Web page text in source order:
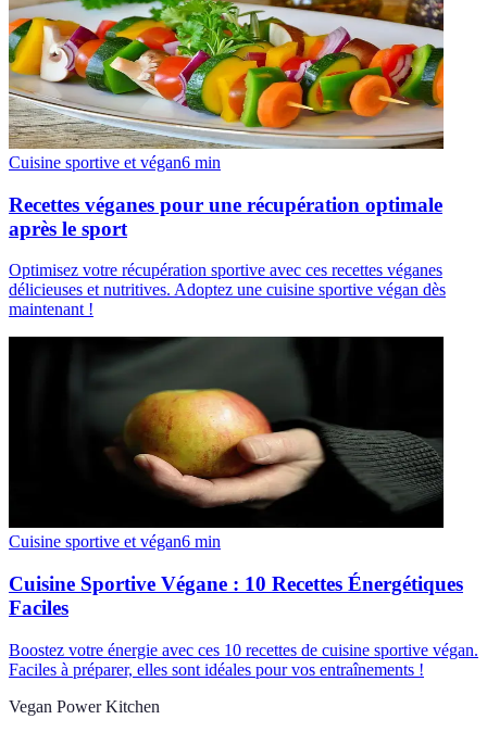
Cuisine sportive et végan6 min
Recettes véganes pour une récupération optimale
après le sport
Optimisez votre récupération sportive avec ces recettes véganes
délicieuses et nutritives. Adoptez une cuisine sportive végan dès
maintenant !
Cuisine sportive et végan6 min
Cuisine Sportive Végane : 10 Recettes Énergétiques
Faciles
Boostez votre énergie avec ces 10 recettes de cuisine sportive végan.
Faciles à préparer, elles sont idéales pour vos entraînements !
Vegan Power Kitchen